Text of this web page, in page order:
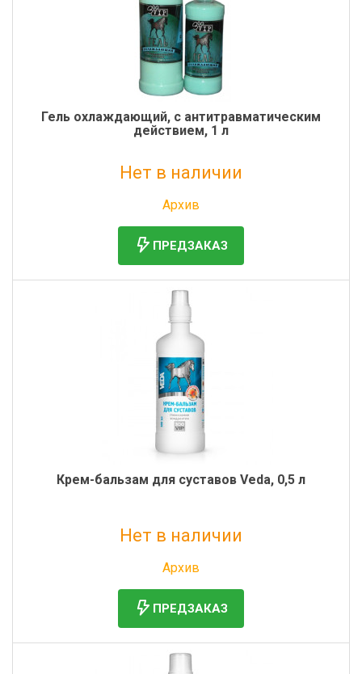
Гель охлаждающий, с антитравматическим
действием, 1 л
Нет в наличии
Архив
ПРЕДЗАКАЗ
Крем-бальзам для суставов Veda, 0,5 л
Нет в наличии
Архив
ПРЕДЗАКАЗ